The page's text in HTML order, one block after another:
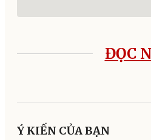
ĐỌC
Ý KIẾN CỦA BẠN